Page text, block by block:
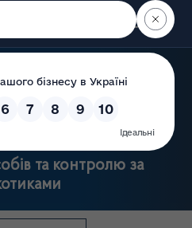
Пошук
України
та контролю за